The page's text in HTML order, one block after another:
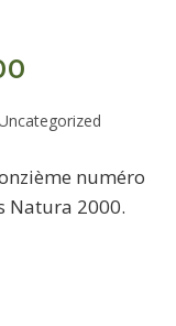
numéro
Natura 2000.